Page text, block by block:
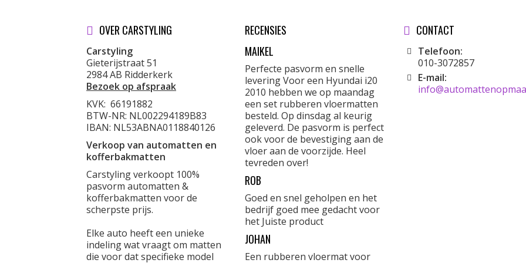
OVER CARSTYLING
Carstyling
Gieterijstraat 51
2984 AB Ridderkerk
Bezoek op afspraak
KVK: 66191882
BTW-NR: NL002294189B83
IBAN: NL53ABNA0118840126
Verkoop van automatten en
kofferbakmatten
Carstyling verkoopt 100%
pasvorm automatten &
kofferbakmatten voor de
scherpste prijs.
Elke auto heeft een unieke
indeling wat vraagt om matten
die voor dat specifieke model
RECENSIES
MAIKEL
Perfecte pasvorm en snelle
levering Voor een Hyundai i20
2010 hebben we op maandag
een set rubberen vloermatten
besteld. Op dinsdag al keurig
geleverd. De pasvorm is perfect
ook voor de bevestiging aan de
vloer aan de voorzijde. Heel
tevreden over!
ROB
Goed en snel geholpen en het
bedrijf goed mee gedacht voor
het Juiste product
JOHAN
Een rubberen vloermat voor
CONTACT
Telefoon:
010-3072857
E-mail: